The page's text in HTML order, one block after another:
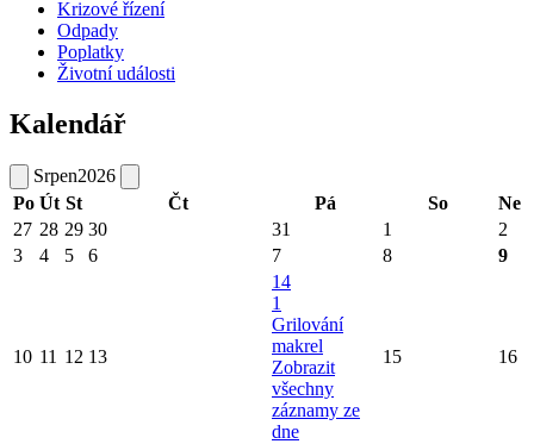
Krizové řízení
Odpady
Poplatky
Životní události
Kalendář
Srpen2026
Po Út St Čt Pá So
Ne
27 28 29 30 31 1
2
3
4 5 6 7 8 9
10 11 12 13
14
1
Grilování
makrel
Zobrazit
všechny
záznamy ze
dne
15 16